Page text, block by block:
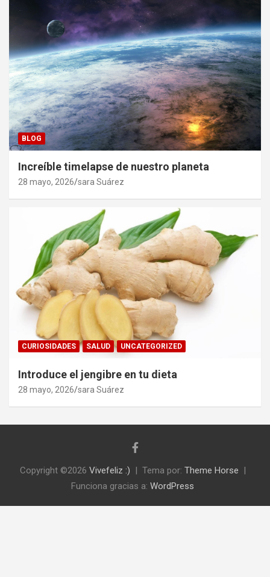
BLOG
Increíble timelapse de nuestro planeta
28 mayo, 2026 sara Suárez
CURIOSIDADES SALUD UNCATEGORIZED
Introduce el jengibre en tu dieta
28 mayo, 2026 sara Suárez
Copyright ©2026 Vivefeliz :) Tema por: Theme Horse
Funciona gracias a: WordPress